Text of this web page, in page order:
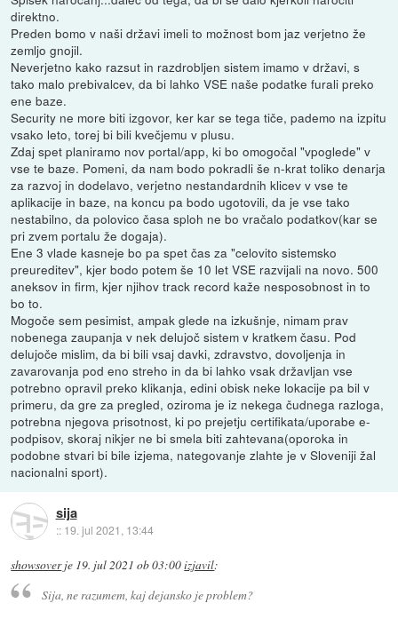
direktno.
Preden bomo v naši državi imeli to možnost bom jaz verjetno že
zemljo gnojil.
Neverjetno kako razsut in razdrobljen sistem imamo v državi, s
tako malo prebivalcev, da bi lahko VSE naše podatke furali preko
ene baze.
Security ne more biti izgovor, ker kar se tega tiče, pademo na izpitu
vsako leto, torej bi bili kvečjemu v plusu.
Zdaj spet planiramo nov portal/app, ki bo omogočal "vpoglede" v
vse te baze. Pomeni, da nam bodo pokradli še n-krat toliko denarja
za razvoj in dodelavo, verjetno nestandardnih klicev v vse te
aplikacije in baze, na koncu pa bodo ugotovili, da je vse tako
nestabilno, da polovico časa sploh ne bo vračalo podatkov(kar se
pri zvem portalu že dogaja).
Ene 3 vlade kasneje bo pa spet čas za "celovito sistemsko
preureditev", kjer bodo potem še 10 let VSE razvijali na novo. 500
aneksov in firm, kjer njihov track record kaže nesposobnost in to
bo to.
Mogoče sem pesimist, ampak glede na izkušnje, nimam prav
nobenega zaupanja v nek delujoč sistem v kratkem času. Pod
delujoče mislim, da bi bili vsaj davki, zdravstvo, dovoljenja in
zavarovanja pod eno streho in da bi lahko vsak državljan vse
potrebno opravil preko klikanja, edini obisk neke lokacije pa bil v
primeru, da gre za pregled, oziroma je iz nekega čudnega razloga,
potrebna njegova prisotnost, ki po prejetju certifikata/uporabe e-
podpisov, skoraj nikjer ne bi smela biti zahtevana(oporoka in
podobne stvari bi bile izjema, nategovanje zlahte je v Sloveniji žal
nacionalni sport).
sija
:: 19. jul 2021, 13:44
showsoverje 19. jul 2021 ob 03:00izjavil:
Sija, ne razumem, kaj dejansko je problem?